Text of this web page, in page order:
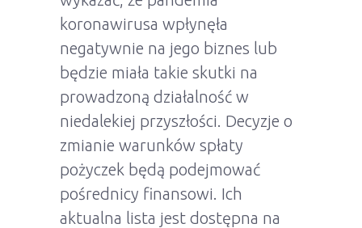
koronawirusa wpłynęła
negatywnie na jego biznes lub
będzie miała takie skutki na
prowadzoną działalność w
niedalekiej przyszłości. Decyzje o
zmianie warunków spłaty
pożyczek będą podejmować
pośrednicy finansowi. Ich
aktualna lista jest dostępna na